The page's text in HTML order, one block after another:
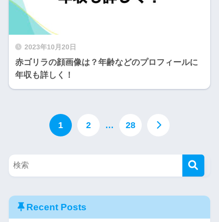
2023年10月20日
赤ゴリラの顔画像は？年齢などのプロフィールに
年収も詳しく！
1 2 … 28
Recent Posts